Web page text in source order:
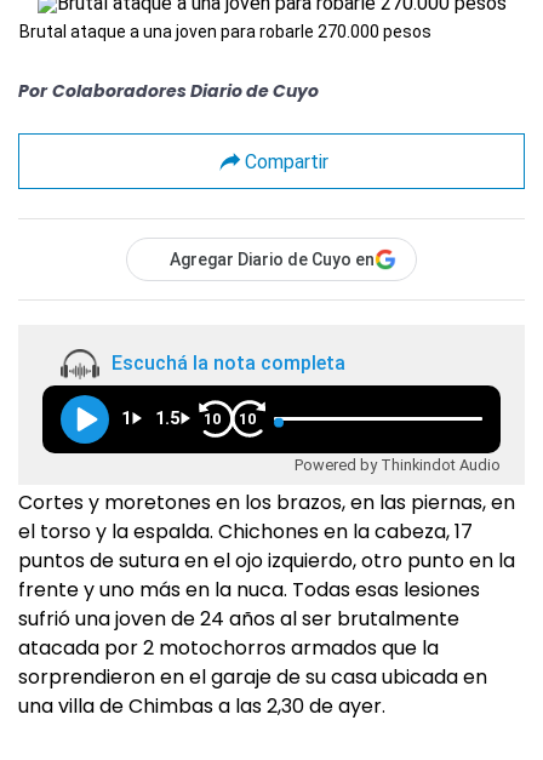
Brutal ataque a una joven para robarle 270.000 pesos
Por Colaboradores Diario de Cuyo
Compartir
Agregar Diario de Cuyo en
Escuchá la nota completa
1 1.5 10 10
Powered by Thinkindot Audio
Cortes y moretones en los brazos, en las piernas, en
el torso y la espalda. Chichones en la cabeza, 17
puntos de sutura en el ojo izquierdo, otro punto en la
frente y uno más en la nuca. Todas esas lesiones
sufrió una joven de 24 años al ser brutalmente
atacada por 2 motochorros armados que la
sorprendieron en el garaje de su casa ubicada en
una villa de Chimbas a las 2,30 de ayer.